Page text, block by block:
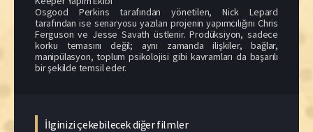
Osgood Perkins tarafından yönetilen, Nick Lepard
tarafından ise senaryosu yazılan projenin yapımcılığını Chris
Ferguson ve Jesse Savath üstlenir. Prodüksiyon, sadece
korku temasını değil; aynı zamanda ilişkiler, bağlar,
manipülasyon, toplum psikolojisi gibi kavramları da başarılı
bir şekilde temsil eder.
İlginizi çekebilecek diğer filmler